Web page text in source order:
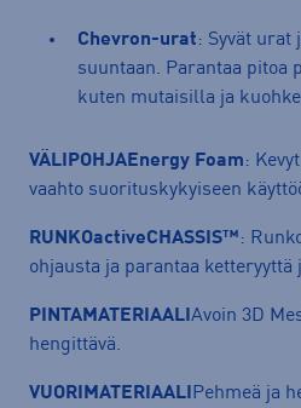
Chevron-urat: Syvät urat
suuntaan. Parantaa pitoa
kuten mutaisilla ja
VÄLIPOHJAEnergy Foam:
vaahto suorituskykyiseen
RUNKOactiveCHASSIS™:
ohjausta ja parantaa
PINTAMATERIAALI Avoin 3D
hengittävä.
VUORIMATERIAALI Pehmeä ja